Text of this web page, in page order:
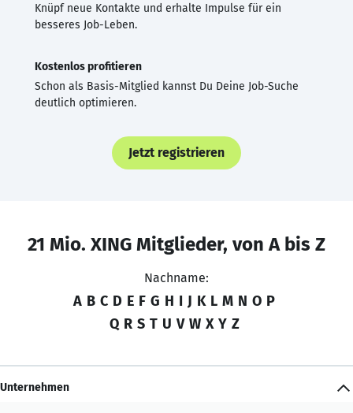
Knüpf neue Kontakte und erhalte Impulse für ein
besseres Job-Leben.
Kostenlos profitieren
Schon als Basis-Mitglied kannst Du Deine Job-Suche
deutlich optimieren.
Jetzt registrieren
21 Mio. XING Mitglieder, von A bis Z
Nachname:
A B C D E F G H I J K L M N O P
Q R S T U V W X Y Z
Unternehmen